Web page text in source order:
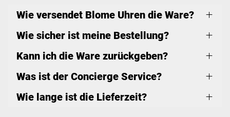
Wie versendet Blome Uhren die Ware?
Wie sicher ist meine Bestellung?
Kann ich die Ware zurückgeben?
Was ist der Concierge Service?
Wie lange ist die Lieferzeit?